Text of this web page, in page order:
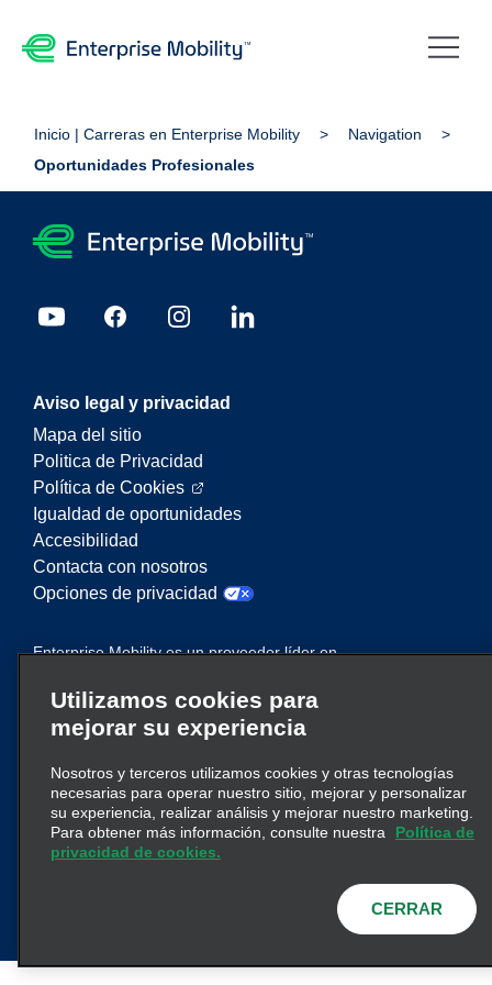
Inicio | Carreras en Enterprise Mobility
Navigation
Oportunidades Profesionales
Aviso legal y privacidad
Mapa del sitio
Politica de Privacidad
Política de Cookies
Igualdad de oportunidades
Accesibilidad
Contacta con nosotros
Opciones de privacidad
Enterprise Mobility es un proveedor líder en
“Enterprise Mobility” se utiliza para hacer
referencia a entidades corporativas concretas y/o
información relativa a muchas entidades. Estas
referencias no pretenden transmitir ni suplantar la
estructura corporativa existente. Haga clic aquí
para obtener más información.
Utilizamos cookies para
mejorar su experiencia
Nosotros y terceros utilizamos cookies y otras tecnologías
necesarias para operar nuestro sitio, mejorar y personalizar
su experiencia, realizar análisis y mejorar nuestro marketing.
Para obtener más información, consulte nuestra
Política de
privacidad de cookies.
CERRAR